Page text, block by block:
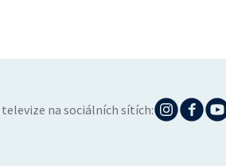
televize na sociálních sítích: